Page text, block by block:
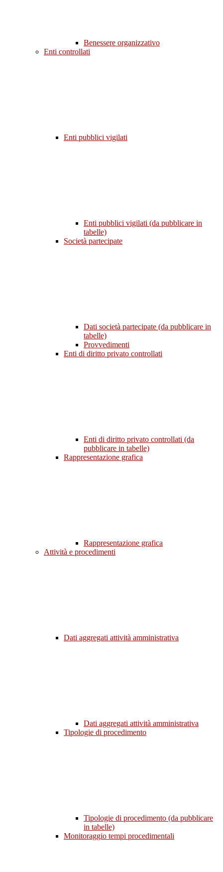
Benessere organizzativo
Enti controllati
Enti pubblici vigilati
Enti pubblici vigilati (da pubblicare in
tabelle)
Società partecipate
Dati società partecipate (da pubblicare in
tabelle)
Provvedimenti
Enti di diritto privato controllati
Enti di diritto privato controllati (da
pubblicare in tabelle)
Rappresentazione grafica
Rappresentazione grafica
Attività e procedimenti
Dati aggregati attività amministrativa
Dati aggregati attività amministrativa
Tipologie di procedimento
Tipologie di procedimento (da pubblicare
in tabelle)
Monitoraggio tempi procedimentali